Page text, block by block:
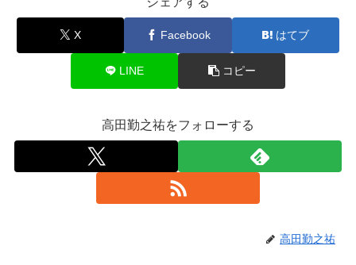
X Facebook はてブ
LINE コピー
高田勤之祐をフォローする
高田勤之祐